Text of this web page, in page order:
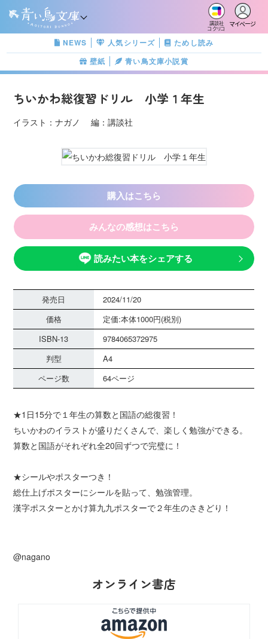
講談社
コクリコ
マイページ
NEWS 人気シリーズ
ためし読み
壁紙
青い鳥文庫小説賞
ちいかわ総復習ドリル 小学１年生
イラスト：ナガノ 編：講談社
購入はこちら
みんなの感想はこちら
読みたい本をシェアする
発売日
2024/11/20
価格
定価:本体1000円(税別)
ISBN-13
9784065372975
判型
A4
ページ数
64ページ
★1日15分で１年生の算数と国語の総復習！
ちいかわのイラストが盛りだくさんで、楽しく勉強ができる。
算数と国語がそれぞれ全20回ずつで完璧に！
★シールやポスターつき！
総仕上げポスターにシールを貼って、勉強管理。
漢字ポスターとかけ算九九ポスターで２年生のさきどり！
@nagano
オンライン書店